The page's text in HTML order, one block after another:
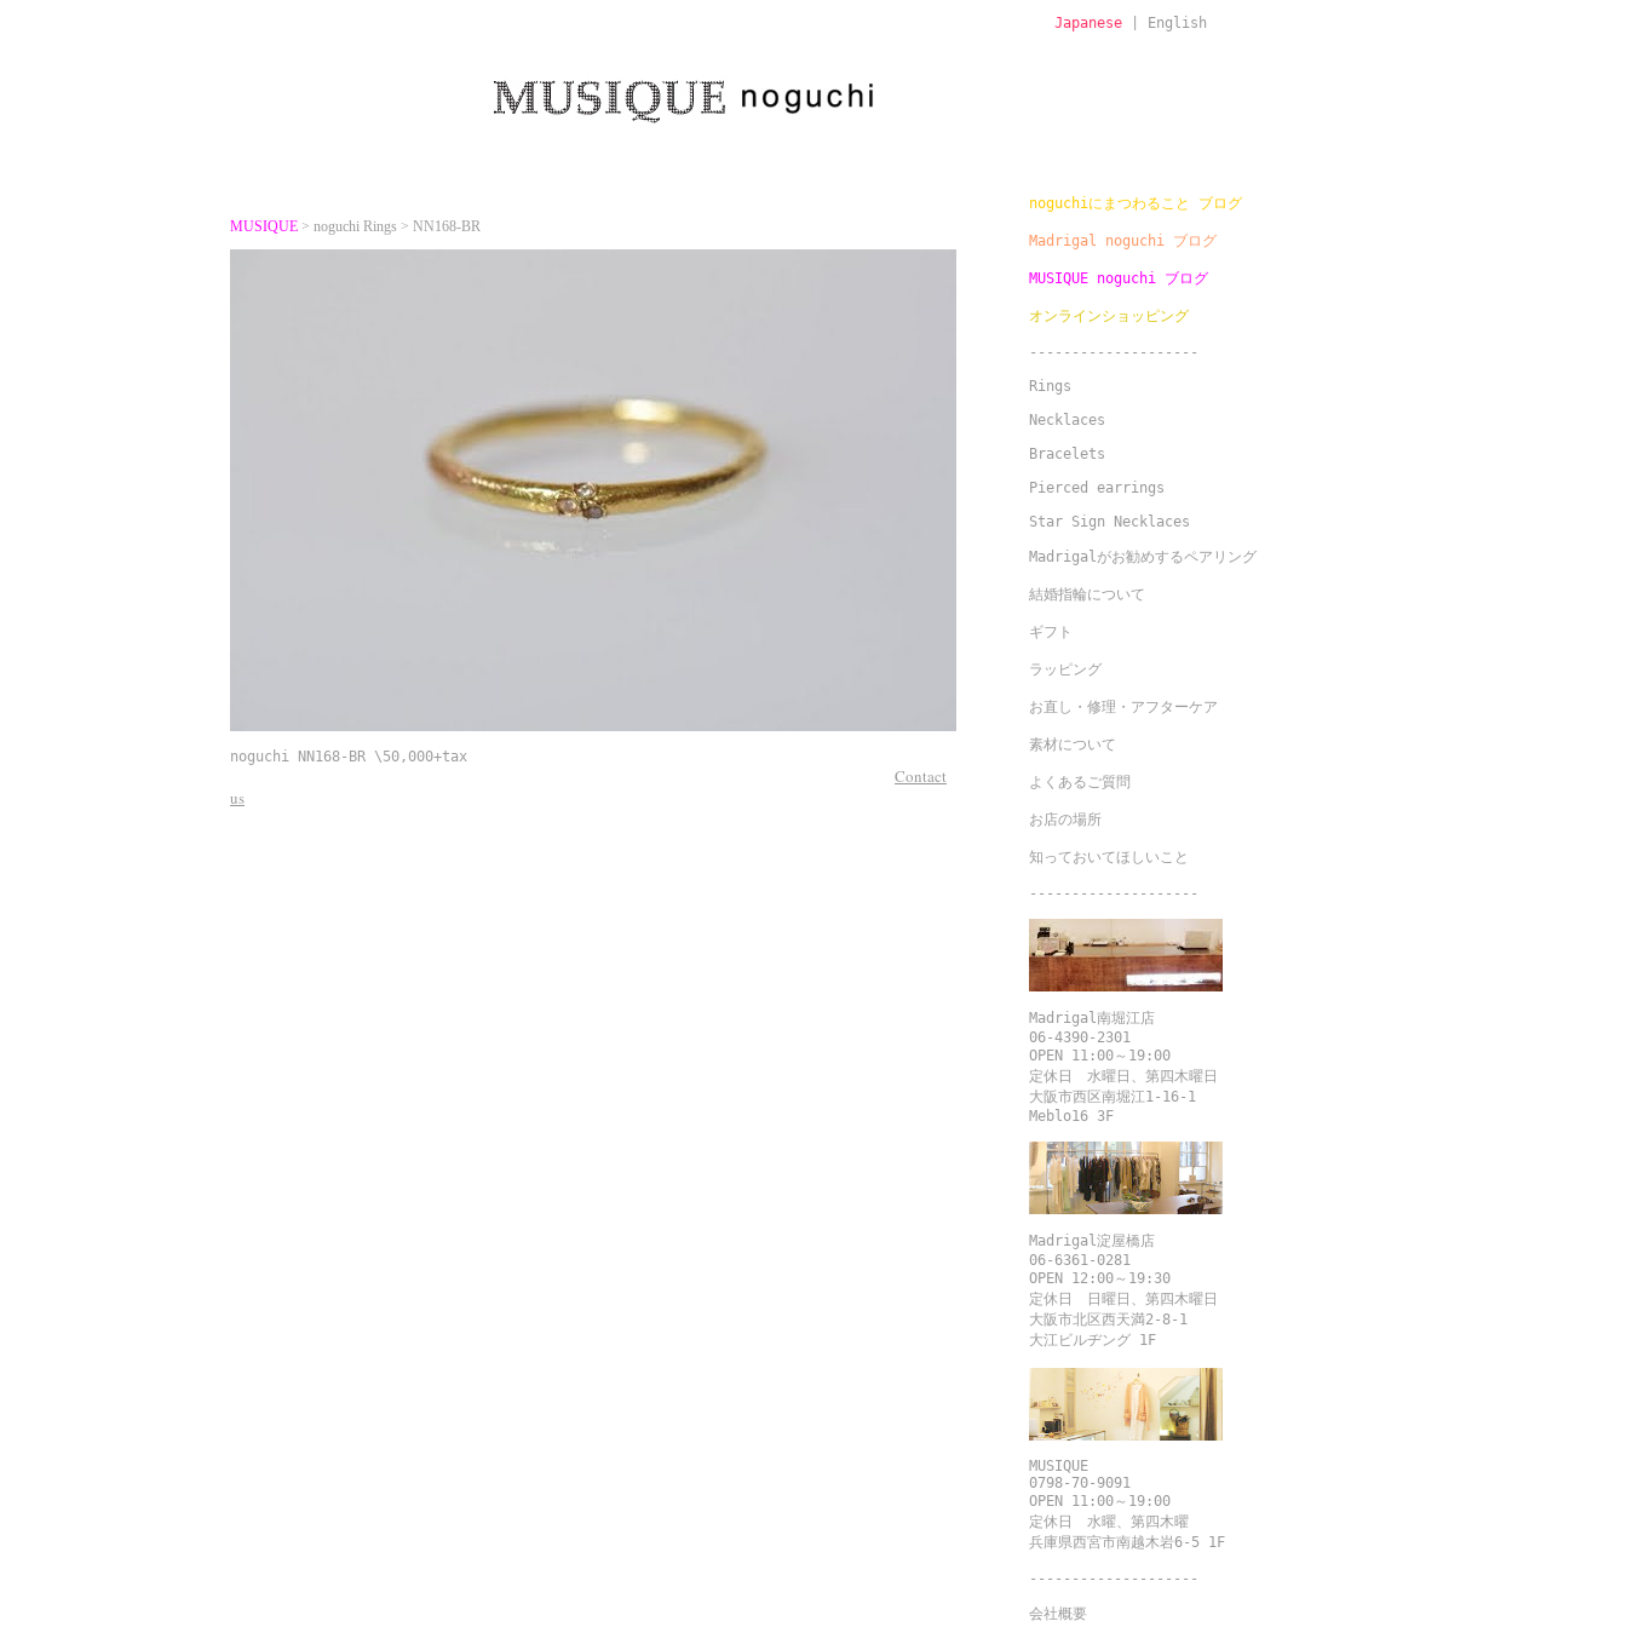
Japanese English
MUSIQUE > noguchi Rings > NN168-BR
noguchi NN168-BR \50,000+tax
Contact
us
noguchiにまつわること ブログ
Madrigal noguchi ブログ
MUSIQUE noguchi ブログ
オンラインショッピング
--------------------
Rings
Necklaces
Bracelets
Pierced earrings
Star Sign Necklaces
Madrigalがお勧めするペアリング
結婚指輪について
ギフト
ラッピング
お直し・修理・アフターケア
素材について
よくあるご質問
お店の場所
知っておいてほしいこと
--------------------
Madrigal南堀江店
06-4390-2301
OPEN 11:00～19:00
定休日 水曜日、第四木曜日
大阪市西区南堀江1-16-1
Meblo16 3F
Madrigal淀屋橋店
06-6361-0281
OPEN 12:00～19:30
定休日 日曜日、第四木曜日
大阪市北区西天満2-8-1
大江ビルヂング 1F
MUSIQUE
0798-70-9091
OPEN 11:00～19:00
定休日 水曜、第四木曜
兵庫県西宮市南越木岩6-5 1F
--------------------
会社概要